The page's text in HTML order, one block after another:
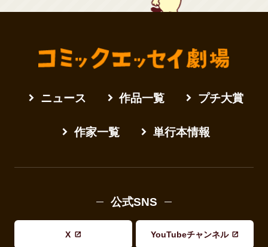
ニュース 作品一覧 プチ大賞
作家一覧 単行本情報
公式SNS
X YouTubeチャンネル